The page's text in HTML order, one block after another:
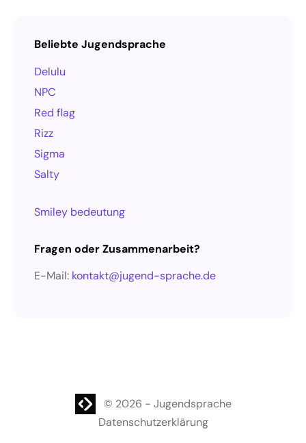
Beliebte Jugendsprache
Delulu
NPC
Red flag
Rizz
Sigma
Salty
Smiley bedeutung
Fragen oder Zusammenarbeit?
E-Mail: kontakt@jugend-sprache.de
WordPress Website
© 2026 - Jugendsprache
Datenschutzerklärung